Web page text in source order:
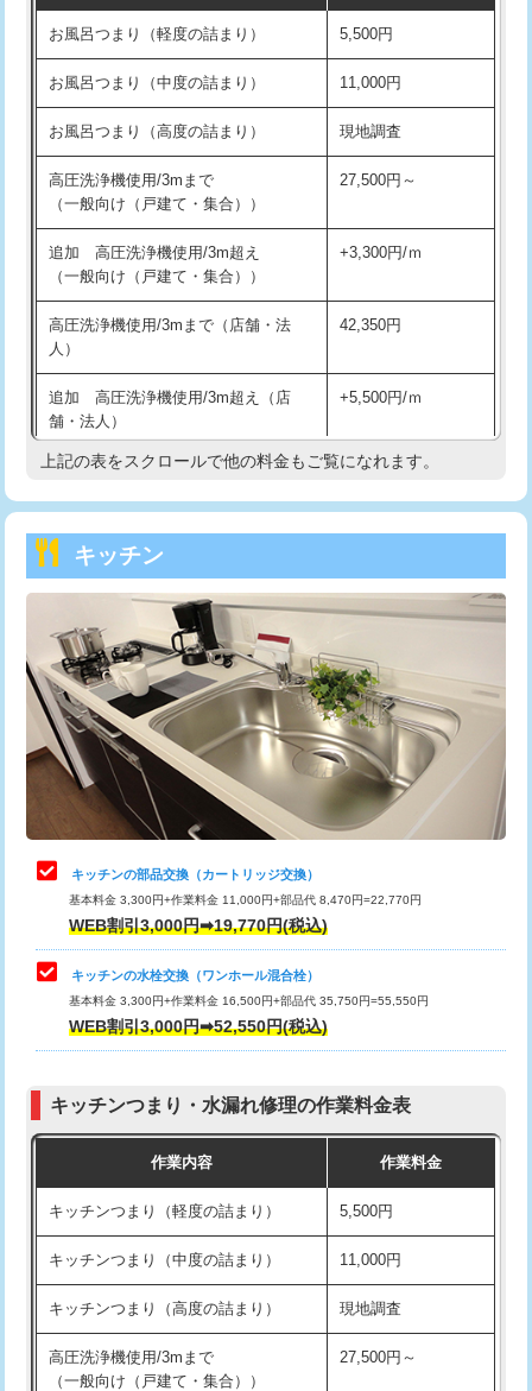
交換・取付(単水栓（壁付・デッキ
式）)
13,200円+材料費
交換・取付(混合水栓（壁付・デッキ
式・ワンホール）)
16,500円+材料費
交換・取付(排水栓・排水トラップ
（P/S/ポップアップ））
22,000円+材料費
交換・取付（その他部品） 11,000円+材料費
持込商品取付（単水栓） 13,200円
持込商品取付（混合水栓）
持込商品取付（浄水器・分岐水栓） 16,500円
持込商品取付（温水洗浄便座） 22,000円
持込商品取付（普通便座⇔温水洗浄便
22,000円
給水管工事※（ホール加工)
給水管工事※（バンド止め) 3,300円
給水管工事※（支持金具設置) 5,500円
給水管工事※（保温材使用（バンド止
め込み）)
5,500円
給水管工事※（土の掘削・埋め戻し作
11,000円
給水管工事※（塩ビ管（VP・HI）使
用/3ｍまで)
給水管工事※（塩ビ管（VP・HI）使
用（追加）/3ｍ超え)
給水管工事※（ライニング鋼管・銅
管・ポリ管・HT管使用/3ｍまで)
44,000円
管・ポリ管・HT管使用/3ｍ超え)
排水管工事（土の掘削・埋め戻し作
11,000円~
排水管工事（排水管工事/3ｍまで） 55,000円
排水管工事（追加 排水管工事/3ｍ超
+11,000円
マス交換（土の掘削・埋め戻し作業）
お風呂つまり（軽度の詰まり） 5,500円
お風呂つまり（中度の詰まり） 11,000円
お風呂つまり（高度の詰まり） 現地調査
高圧洗浄機使用/3mまで
（一般向け（戸建て・集合））
27,500円～
追加 高圧洗浄機使用/3m超え
（一般向け（戸建て・集合））
+3,300円/ｍ
高圧洗浄機使用/3mまで（店舗・法
人）
42,350円
追加 高圧洗浄機使用/3m超え（店
舗・法人）
+5,500円/ｍ
高度高圧洗浄換 現地調査
トーラー機使用/3mまで
追加トーラー機使用/3m超え +3,300円
カメラ調査 33,000円
桝清掃 8,800円
止水・漏水調査・防水処理・清掃・修
理・調整・分解・加工など（軽作業）
11,000円
止水・漏水調査・防水処理・清掃・修
理・調整・分解・加工など（中作業）
22,000円
止水・漏水調査・防水処理・清掃・修
理・調整・分解・加工など（重作業）
33,000円
お風呂タンク脱着
その他部品の脱着
式・ワンホール）)
交換・取付(排水栓・排水トラップ
22,000円+材料費
上記の表をスクロールで他の料金もご覧になれます。
キッチン
キッチンの部品交換（カートリッジ交換）
基本料金 3,300円+作業料金 11,000円+部品代 8,470円=22,770円
WEB割引3,000円➡19,770円(税込)
キッチンの水栓交換（ワンホール混合栓）
基本料金 3,300円+作業料金 16,500円+部品代 35,750円=55,550円
WEB割引3,000円➡52,550円(税込)
キッチンつまり・水漏れ修理の作業料金表
作業内容 作業料金
キッチンつまり（軽度の詰まり） 5,500円
キッチンつまり（中度の詰まり） 11,000円
キッチンつまり（高度の詰まり） 現地調査
高圧洗浄機使用/3mまで
（一般向け（戸建て・集合））
27,500円～